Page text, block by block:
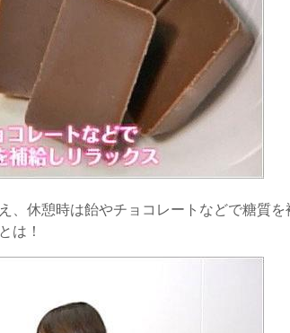
、休憩時は飴やチョコレートなどで糖質を
は！